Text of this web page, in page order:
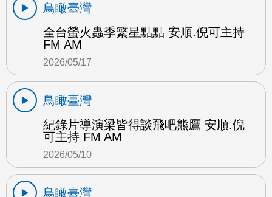
鳥瞰臺灣
全台螢火蟲季繁星點點 安順.倪可主持
FM AM
2026/05/17
鳥瞰臺灣
紀錄片導演梁皆得談飛吧熊鷹 安順.倪
可主持 FM AM
2026/05/10
鳥瞰臺灣